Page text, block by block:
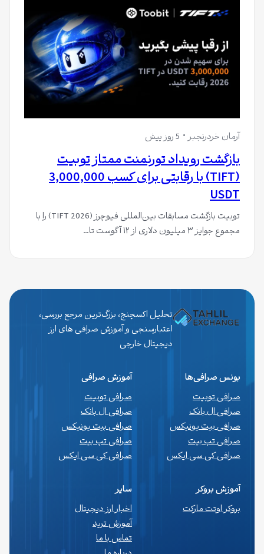
آرمان خردرنجبر 5 روز پیش
بازگشت رویداد تورنمنت ممتاز تو‌بیت
(TIFT) با رقابتی برای کسب 3,000,000
USDT
توبیت بازگشت مسابقات بین‌المللی فیوچرز (TIFT 2026) را با
مجموع جوایز ۳ میلیون دلاری از ۱۲ آگوست تا…
تحلیل اکسچنج، بزرگ‌ترین مرجع بررسی،
اعتبارسنجی و آموزش صرافی های ارز
دیجیتال خارجی
بونس صرافی‌ها
صرافی توبیت
صرافی ال بانک
صرافی بیت یونیکس
صرافی تپ بیت
صرافی کی سی ایکس
آموزش صرافی
صرافی توبیت
صرافی ال بانک
صرافی بیت یونیکس
صرافی تپ بیت
صرافی کی سی ایکس
آموزش بروکر
بروکر اوتت مارکت
سایر
اخبار ارز دیجیتال
آموزش ترید
تماس با ما